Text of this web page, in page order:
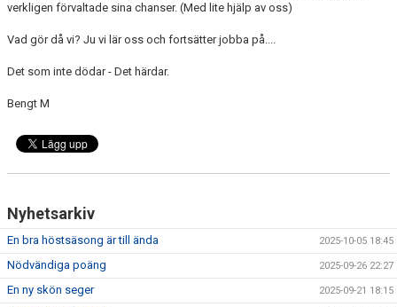
DIV 6 SYDVÄSTRA
verkligen förvaltade sina chanser. (Med lite hjälp av oss)
Vad gör då vi? Ju vi lär oss och fortsätter jobba på....
Det som inte dödar - Det härdar.
Bengt M
Nyhetsarkiv
En bra höstsäsong är till ända 2025-10-05 18:45
Nödvändiga poäng 2025-09-26 22:27
En ny skön seger 2025-09-21 18:15